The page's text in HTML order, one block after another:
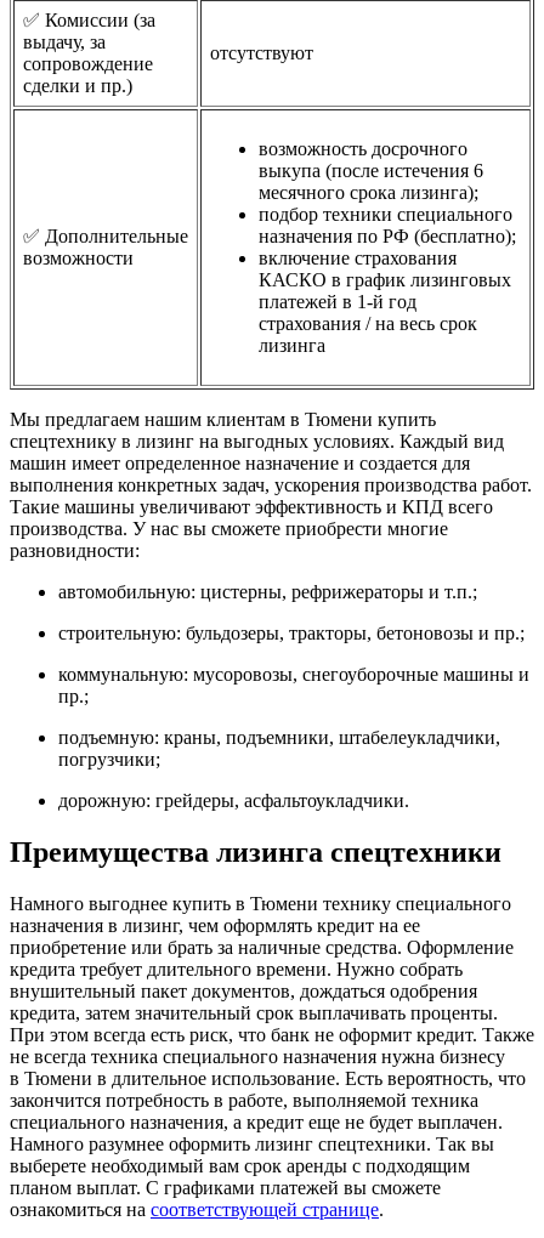
✅ Комиссии (за
выдачу, за
сопровождение
сделки и пр.)
отсутствуют
✅ Дополнительные
возможности
возможность досрочного
выкупа (после истечения 6
месячного срока лизинга);
подбор техники специального
назначения по РФ (бесплатно);
включение страхования
КАСКО в график лизинговых
платежей в 1-й год
страхования / на весь срок
лизинга
Мы предлагаем нашим клиентам в Тюмени купить
спецтехнику в лизинг на выгодных условиях. Каждый вид
машин имеет определенное назначение и создается для
выполнения конкретных задач, ускорения производства работ.
Такие машины увеличивают эффективность и КПД всего
производства. У нас вы сможете приобрести многие
разновидности:
автомобильную: цистерны, рефрижераторы и т.п.;
строительную: бульдозеры, тракторы, бетоновозы и пр.;
коммунальную: мусоровозы, снегоуборочные машины и
пр.;
подъемную: краны, подъемники, штабелеукладчики,
погрузчики;
дорожную: грейдеры, асфальтоукладчики.
Преимущества лизинга спецтехники
Намного выгоднее купить в Тюмени технику специального
назначения в лизинг, чем оформлять кредит на ее
приобретение или брать за наличные средства. Оформление
кредита требует длительного времени. Нужно собрать
внушительный пакет документов, дождаться одобрения
кредита, затем значительный срок выплачивать проценты.
При этом всегда есть риск, что банк не оформит кредит. Также
не всегда техника специального назначения нужна бизнесу
в Тюмени в длительное использование. Есть вероятность, что
закончится потребность в работе, выполняемой техника
специального назначения, а кредит еще не будет выплачен.
Намного разумнее оформить лизинг спецтехники. Так вы
выберете необходимый вам срок аренды с подходящим
планом выплат. С графиками платежей вы сможете
ознакомиться на соответствующей странице.